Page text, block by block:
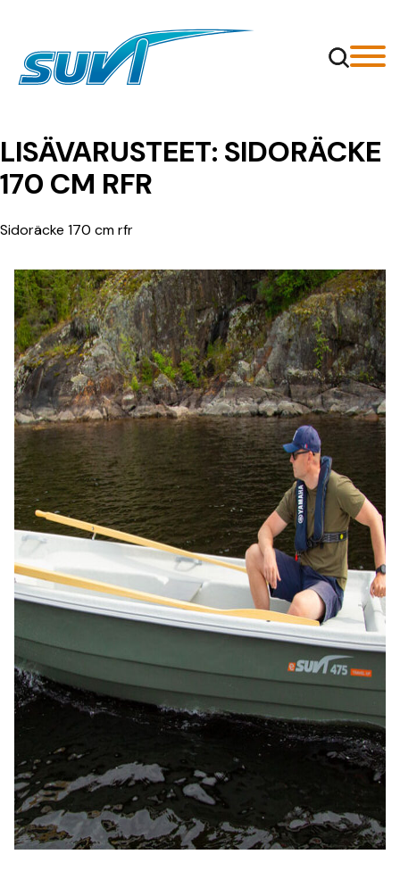
LISÄVARUSTEET: SIDORÄCKE
170 CM RFR
Sidoräcke 170 cm rfr